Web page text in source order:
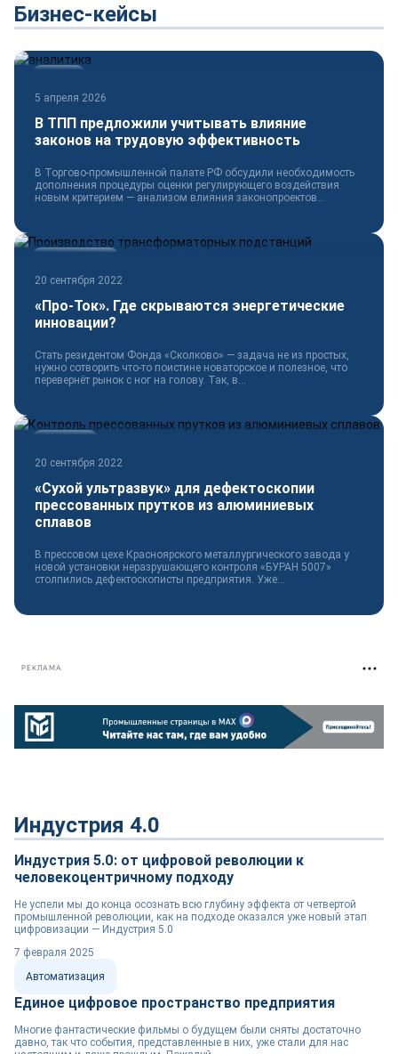
Бизнес-кейсы
5 апреля 2026
В ТПП предложили учитывать влияние
законов на трудовую эффективность
В Торгово-промышленной палате РФ обсудили необходимость
дополнения процедуры оценки регулирующего воздействия
новым критерием — анализом влияния законопроектов...
20 сентября 2022
«Про-Ток». Где скрываются энергетические
инновации?
Стать резидентом Фонда «Сколково» — задача не из простых,
нужно сотворить что-то поистине новаторское и полезное, что
перевернёт рынок с ног на голову. Так, в...
20 сентября 2022
«Сухой ультразвук» для дефектоскопии
прессованных прутков из алюминиевых
сплавов
В прессовом цехе Красноярского металлургического завода у
новой установки неразрушающего контроля «БУРАН 5007»
столпились дефектоскописты предприятия. Уже...
РЕКЛАМА
Индустрия 4.0
Индустрия 5.0: от цифровой революции к
человекоцентричному подходу
Не успели мы до конца осознать всю глубину эффекта от четвертой
промышленной революции, как на подходе оказался уже новый этап
цифровизации — Индустрия 5.0
Автоматизация
7 февраля 2025
Единое цифровое пространство предприятия
Многие фантастические фильмы о будущем были сняты достаточно
давно, так что события, представленные в них, уже стали для нас